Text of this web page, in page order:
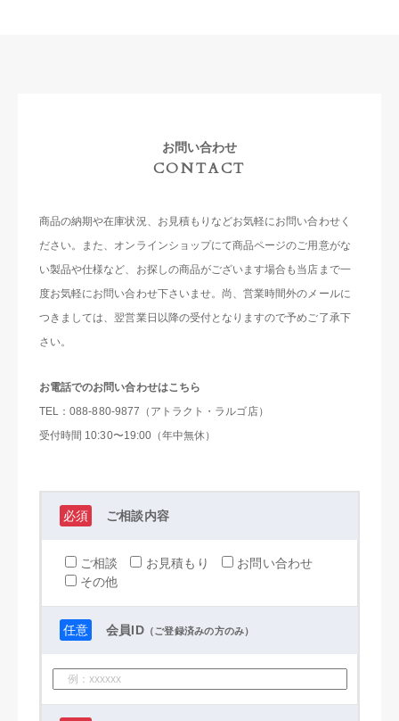
お問い合わせ
CONTACT
商品の納期や在庫状況、お見積もりなどお気軽にお問い合わせく
ださい。また、オンラインショップにて商品ページのご用意がな
い製品や仕様など、お探しの商品がございます場合も当店まで一
度お気軽にお問い合わせ下さいませ。尚、営業時間外のメールに
つきましては、翌営業日以降の受付となりますので予めご了承下
さい。
お電話でのお問い合わせはこちら
TEL：088-880-9877（アトラクト・ラルゴ店）
受付時間 10:30〜19:00（年中無休）
必須 ご相談内容
ご相談 お見積もり
お問い合わせ
その他
任意 会員ID（ご登録済みの方のみ）